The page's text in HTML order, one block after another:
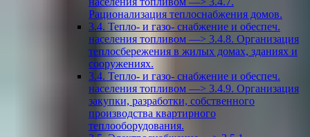
Рационализация теплоснабжения домов.
3.4. Тепло- и газо- снабжение и обеспеч.
населения топливом —> 3.4.8. Организация
теплосбережения в жилых домах, зданиях и
сооружениях.
3.4. Тепло- и газо- снабжение и обеспеч.
населения топливом —> 3.4.9. Организация
закупки, разработки, собственного
производства квартирного
теплооборудования.